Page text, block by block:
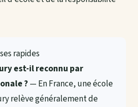
rapides
est-il reconnu par
?— En France, une école
relève généralement de